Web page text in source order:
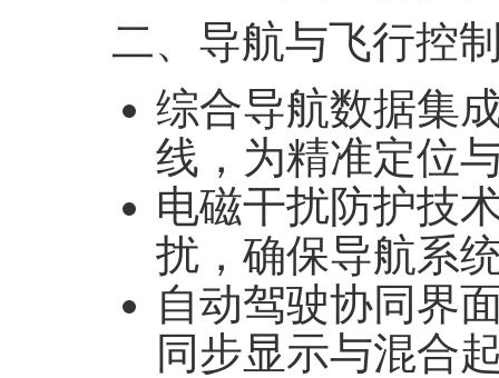
二、导航与飞行控
综合导航数据集
线，为精准定位
电磁干扰防护技
扰，确保导航系
自动驾驶协同界
同步显示与混合